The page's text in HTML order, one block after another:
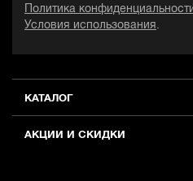
КАТАЛОГ
АКЦИИ И СКИДКИ
Политика конфиденциальности
Условия использования .